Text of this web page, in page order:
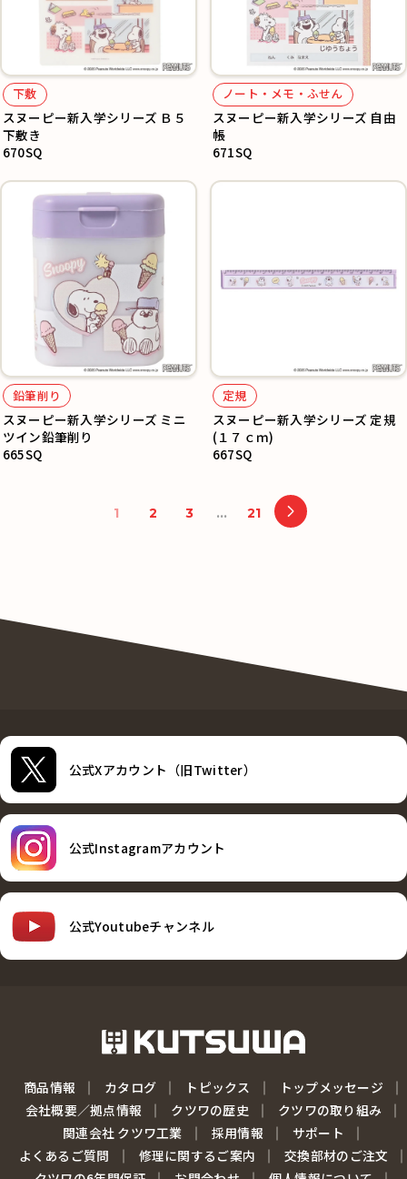
下敷
スヌーピー新入学シリーズ Ｂ５
下敷き
670SQ
ノート・メモ・ふせん
スヌーピー新入学シリーズ 自由
帳
671SQ
鉛筆削り
スヌーピー新入学シリーズ ミニ
ツイン鉛筆削り
665SQ
定規
スヌーピー新入学シリーズ 定規
(１７ｃｍ)
667SQ
1 2 3 … 21
公式Xアカウント（旧Twitter）
公式Instagramアカウント
公式Youtubeチャンネル
商品情報 カタログ トピックス
トップメッセージ
会社概要／拠点情報
クツワの歴史
クツワの取り組み
関連会社 クツワ工業
採用情報
サポート
よくあるご質問
修理に関するご案内
交換部材のご注文